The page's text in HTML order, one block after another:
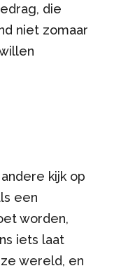
die
niet zomaar
kijk op
een
worden,
iets laat
wereld, en